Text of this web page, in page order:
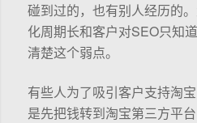
碰到过的，也有别人经历的
化周期长和客户对SEO只知
清楚这个弱点。
有些人为了吸引客户支持淘
是先把钱转到淘宝第三方平